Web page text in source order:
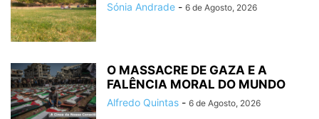
Sónia Andrade - 6 de Agosto, 2026
O MASSACRE DE GAZA E A
FALÊNCIA MORAL DO MUNDO
Alfredo Quintas - 6 de Agosto, 2026